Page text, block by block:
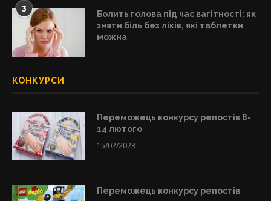
3
Болить голова під час вагітності: як
зняти біль без ліків, які таблетки
можна
КОНКУРСИ
Переможець конкурсу репостів 8-
14 лютого
15/02/2023
Переможець конкурсу репостів